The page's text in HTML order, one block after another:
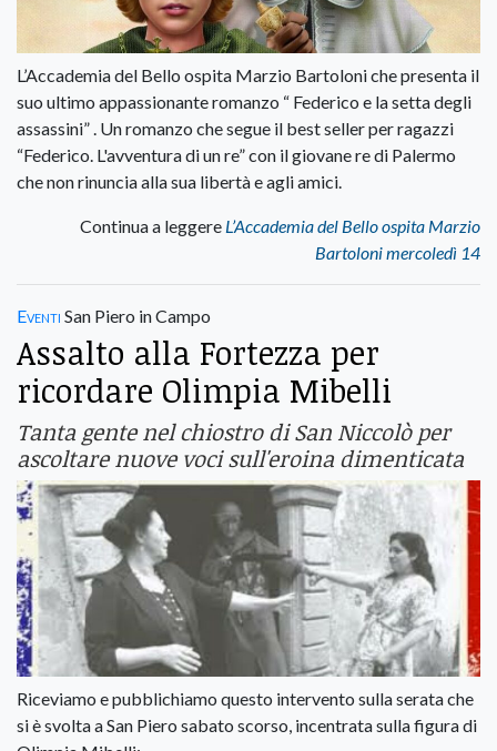
L’Accademia del Bello ospita Marzio Bartoloni che presenta il
suo ultimo appassionante romanzo “ Federico e la setta degli
assassini” . Un romanzo che segue il best seller per ragazzi
“Federico. L'avventura di un re” con il giovane re di Palermo
che non rinuncia alla sua libertà e agli amici.
Continua a leggere L’Accademia del Bello ospita Marzio
Bartoloni mercoledì 14
Eventi San Piero in Campo
Assalto alla Fortezza per
ricordare Olimpia Mibelli
Tanta gente nel chiostro di San Niccolò per
ascoltare nuove voci sull'eroina dimenticata
Riceviamo e pubblichiamo questo intervento sulla serata che
si è svolta a San Piero sabato scorso, incentrata sulla figura di